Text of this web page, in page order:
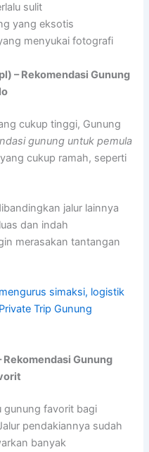
sulit
yang eksotis
menyukai fotografi
– Rekomendasi Gunung
cukup tinggi, Gunung
gunung untuk pemula
cukup ramah, seperti
jalur lainnya
dan indah
merasakan tantangan
simaksi, logistik
Trip Gunung
Rekomendasi Gunung
gunung favorit bagi
pendakiannya sudah
banyak